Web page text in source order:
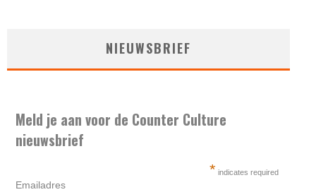
NIEUWSBRIEF
Meld je aan voor de Counter Culture
nieuwsbrief
* indicates required
Emailadres